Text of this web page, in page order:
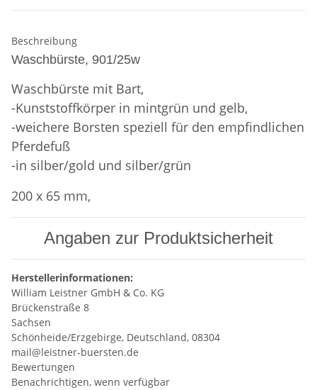
Beschreibung
Waschbürste, 901/25w
Waschbürste mit Bart,
-Kunststoffkörper in mintgrün und gelb,
-weichere Borsten speziell für den empfindlichen
Pferdefuß
-in silber/gold und silber/grün
200 x 65 mm,
Angaben zur Produktsicherheit
Herstellerinformationen:
William Leistner GmbH & Co. KG
Brückenstraße 8
Sachsen
Schönheide/Erzgebirge, Deutschland, 08304
mail@leistner-buersten.de
Bewertungen
Benachrichtigen, wenn verfügbar